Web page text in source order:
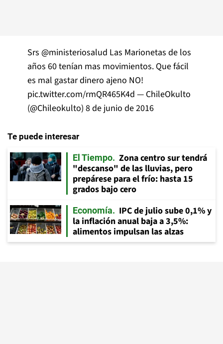
Srs @ministeriosalud Las Marionetas de los
años 60 tenían mas movimientos. Que fácil
es mal gastar dinero ajeno NO!
pic.twitter.com/rmQR465K4d — ChileOkulto
(@Chileokulto) 8 de junio de 2016
Te puede interesar
El Tiempo
Zona centro sur tendrá
"descanso" de las lluvias, pero
prepárese para el frío: hasta 15
grados bajo cero
Economía
IPC de julio sube 0,1% y
la inflación anual baja a 3,5%:
alimentos impulsan las alzas